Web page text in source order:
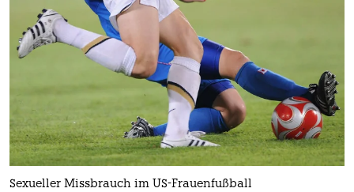
Sexueller Missbrauch im US-Frauenfußball